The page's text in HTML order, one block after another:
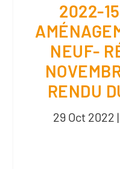
2022-
NEUF-
RENDU
29 Oct 2022 |